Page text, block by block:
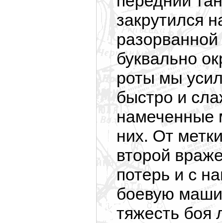
закрутился
буквально
роты мы
быстро и
намеченные
них. От
второй
потерь и с
боевую
тяжесть боя